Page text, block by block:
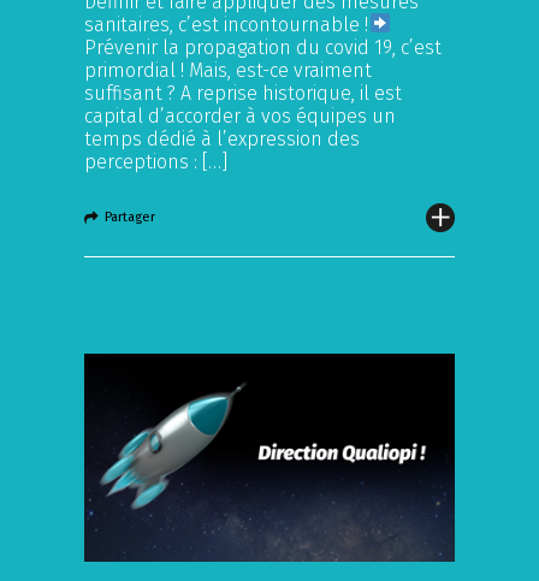
sanitaires, c’est incontournable !
Prévenir la propagation du covid 19, c’est
primordial ! Mais, est-ce vraiment
suffisant ? A reprise historique, il est
capital d’accorder à vos équipes un
temps dédié à l’expression des
perceptions : […]
Partager